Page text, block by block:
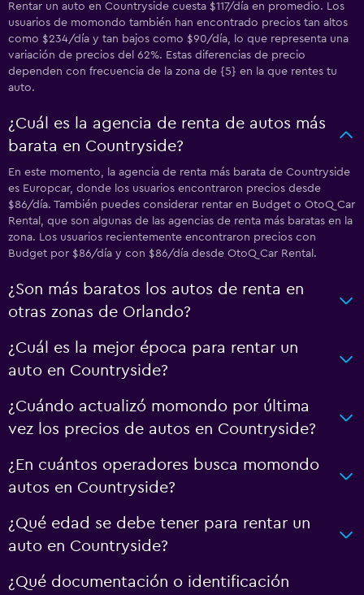
Rentar un auto en Countryside cuesta $117/día en promedio. Los
usuarios de momondo también han encontrado precios tan altos
como $234/día y tan bajos como $90/día, lo que representa una
variación de precios del 62%. Estas diferencias de precio
dependen con frecuencia de la zona de {5} en la que rentes tu
auto.
¿Cuál es la agencia de renta de autos más
barata en Countryside?
En este momento, la agencia de renta más barata de Countryside
es Europcar, donde los usuarios encontraron precios desde
$86/día. También puedes considerar rentar en Budget o OtoQ Car
Rental, que son algunas de las agencias de renta más baratas en la
zona. Los usuarios recientemente encontraron precios con
Budget por $86/día y con $86/día desde OtoQ Car Rental.
¿Son más baratos los autos de renta en
otras zonas de Orlando?
¿Cuál es la mejor época para rentar un
auto en Countryside?
¿Cuándo actualizó momondo por última
vez los precios de autos en Countryside?
¿En cuántos operadores busca momondo
autos en Countryside?
¿Qué edad se debe tener para rentar un
auto en Countryside?
¿Qué documentación o identificación